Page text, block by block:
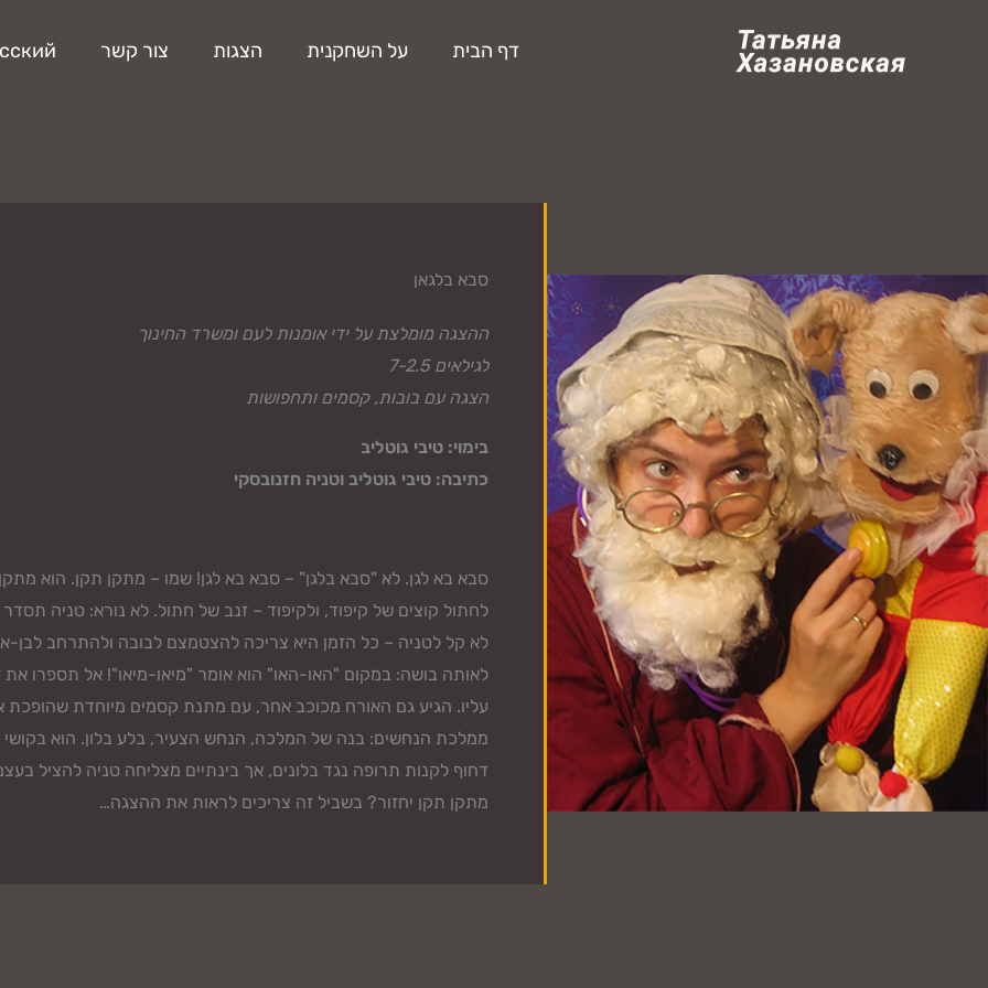
דף הבית על השחקנית הצגות צור קשר
סבא בלגאן
ההצגה מומלצת על ידי אומנות לעם ומשרד החינוך
לגילאים 7-2.5
הצגה עם בובות, קסמים ותחפושות
בימוי: טיבי גוטליב
כתיבה: טיבי גוטליב וטניה חזנובסקי
סבא בא לגן. לא "סבא בלגן" – סבא בא לגן! שמו – מתקן תקן. הוא
לחתול קוצים של קיפוד, ולקיפוד – זנב של חתול. לא נורא: טניה
לא קל לטניה – כל הזמן היא צריכה להצטמצם לבובה ולהתרחב לבן-
לאותה בושה: במקום "האו-האו" הוא אומר "מיאו-מיאו"! אל תספרו
עליו. הגיע גם האורח מכוכב אחר, עם מתנת קסמים מיוחדת שהופכת
ממלכת הנחשים: בנה של המלכה, הנחש הצעיר, בלע בלון. הוא בקושי
דחוף לקנות תרופה נגד בלונים, אך בינתיים מצליחה טניה להציל
מתקן תקן יחזור? בשביל זה צריכים לראות את ההצגה…